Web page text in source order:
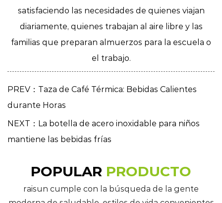
satisfaciendo las necesidades de quienes viajan
diariamente, quienes trabajan al aire libre y las
familias que preparan almuerzos para la escuela o
el trabajo.
PREV：Taza de Café Térmica: Bebidas Calientes
durante Horas
NEXT：La botella de acero inoxidable para niños
mantiene las bebidas frías
POPULAR PRODUCTO
raisun cumple con la búsqueda de la gente